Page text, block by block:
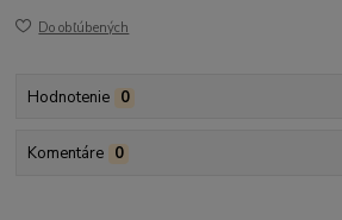
Do obľúbených
Hodnotenie 0
Komentáre 0